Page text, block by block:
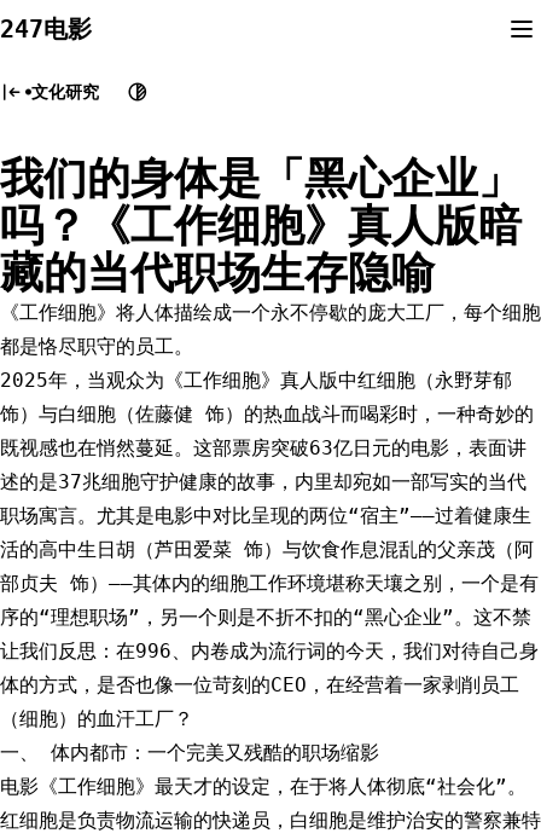
to
247电影
文化研究
我们的身体是「黑心企业」
吗？《工作细胞》真人版暗
藏的当代职场生存隐喻
《工作细胞》将人体描绘成一个永不停歇的庞大工厂，每个细胞
都是恪尽职守的员工。
2025年，当观众为《工作细胞》真人版中红细胞（永野芽郁
饰）与白细胞（佐藤健 饰）的热血战斗而喝彩时，一种奇妙的
既视感也在悄然蔓延。这部票房突破63亿日元的电影，表面讲
述的是37兆细胞守护健康的故事，内里却宛如一部写实的当代
职场寓言。尤其是电影中对比呈现的两位“宿主”——过着健康生
活的高中生日胡（芦田爱菜 饰）与饮食作息混乱的父亲茂（阿
部贞夫 饰）——其体内的细胞工作环境堪称天壤之别，一个是有
序的“理想职场”，另一个则是不折不扣的“黑心企业”。这不禁
让我们反思：在996、内卷成为流行词的今天，我们对待自己身
体的方式，是否也像一位苛刻的CEO，在经营着一家剥削员工
（细胞）的血汗工厂？
一、 体内都市：一个完美又残酷的职场缩影
电影《工作细胞》最天才的设定，在于将人体彻底“社会化”。
红细胞是负责物流运输的快递员，白细胞是维护治安的警察兼特